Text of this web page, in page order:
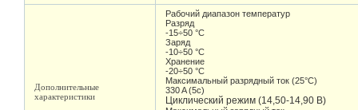
Дополнительные
характеристики
Рабочий диапазон температур
Разряд
-15÷50 °С
Заряд
-10÷50 °С
Хранение
-20÷50 °С
Максимальный разрядный ток (25°С)
330 A (5c)
Циклический режим (14,50-14,90 В)